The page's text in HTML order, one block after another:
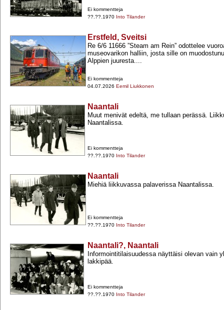
Ei kommentteja
??.??.1970 Into Tilander
Erstfeld, Sveitsi
Re 6/6 11666 ”Steam am Rein” odottelee
museovarikon halliin, josta sille on
Alppien juuresta....
Ei kommentteja
04.07.2026 Eemil Liukkonen
Naantali
Muut menivät edeltä, me tullaan perässä.
Naantalissa.
Ei kommentteja
??.??.1970 Into Tilander
Naantali
Miehiä liikkuvassa palaverissa Naantalissa.
Ei kommentteja
??.??.1970 Into Tilander
Naantali?, Naantali
Informointitilaisuudessa näyttäisi olevan vain
lakkipää.
Ei kommentteja
??.??.1970 Into Tilander